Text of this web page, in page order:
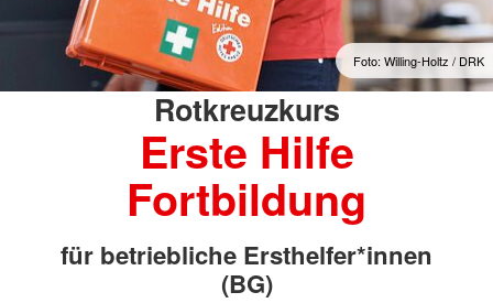
Foto: Willing-Holtz / DRK
Rotkreuzkurs
Erste Hilfe
Fortbildung
für betriebliche Ersthelfer*innen
(BG)